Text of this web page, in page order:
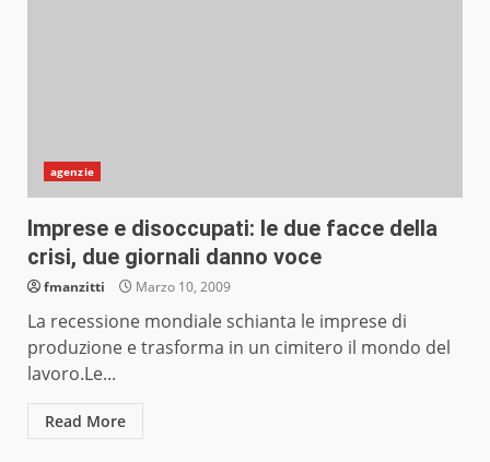
agenzie
Imprese e disoccupati: le due facce della
crisi, due giornali danno voce
fmanzitti Marzo 10, 2009
La recessione mondiale schianta le imprese di
produzione e trasforma in un cimitero il mondo del
lavoro.Le...
Read More